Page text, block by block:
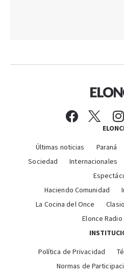
Últimas noticias Paraná
Sociedad
Internacionales
Haciendo Comunidad
La Cocina del Once
Elonce
Política de Privacidad
Normas de